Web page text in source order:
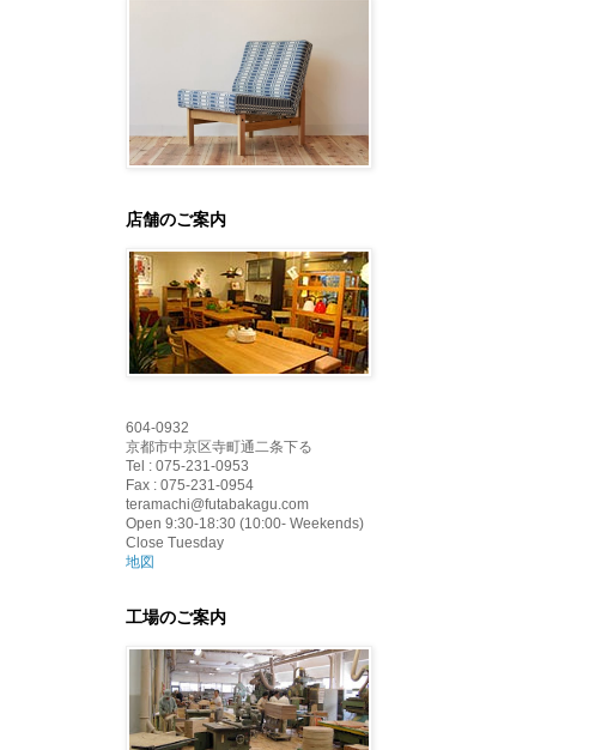
店舗のご案内
604-0932
京都市中京区寺町通二条下る
Tel : 075-231-0953
Fax : 075-231-0954
teramachi@futabakagu.com
Open 9:30-18:30 (10:00- Weekends)
Close Tuesday
地図
工場のご案内